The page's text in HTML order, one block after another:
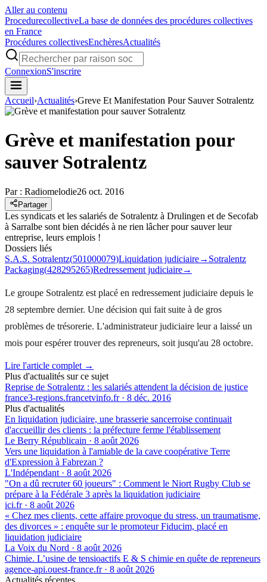
Aller au contenu
ProcedurecollectiveLa base de données des procédures collectives
en France
Procédures collectivesEnchèresActualités
ConnexionS'inscrire
Accueil›Actualités›Greve Et Manifestation Pour Sauver Sotralentz
Grève et manifestation pour
sauver Sotralentz
Par : Radiomelodie26 oct. 2016
Partager
Les syndicats et les salariés de Sotralentz à Drulingen et de Secofab
à Sarralbe sont bien décidés à ne rien lâcher pour sauver leur
entreprise, leurs emplois !
Dossiers liés
S.A.S. Sotralentz(501000079)Liquidation judiciaire→ Sotralentz
Packaging(428295265)Redressement judiciaire→
Le groupe Sotralentz est placé en redressement judiciaire depuis le
28 septembre dernier. Une décision qui fait suite à de gros
problèmes de trésorerie. L'administrateur judiciaire leur a laissé un
mois pour espérer trouver des repreneurs, soit jusqu'au 28 octobre.
Lire l'article complet →
Plus d'actualités sur ce sujet
Reprise de Sotralentz : les salariés attendent la décision de justice
france3-regions.francetvinfo.fr· 8 déc. 2016
Plus d'actualités
En liquidation judiciaire, une brasserie sancerroise continuait
d'accueillir des clients : la préfecture ferme l'établissement
Le Berry Républicain · 8 août 2026
Vers une liquidation à l'amiable de la cave coopérative Terre
d'Expression à Fabrezan ?
L'Indépendant · 8 août 2026
"On a dû recruter 60 joueurs" : Comment le Niort Rugby Club se
prépare à la Fédérale 3 après la liquidation judiciaire
ici.fr· 8 août 2026
« Chez mes clients, cette affaire provoque du stress, un traumatisme,
des divorces » : enquête sur le promoteur Fiducim, placé en
liquidation judiciaire
La Voix du Nord · 8 août 2026
Chimie. L’usine de tensioactifs E & S chimie en quête de repreneurs
agence-api.ouest-france.fr· 8 août 2026
Actualités récentes